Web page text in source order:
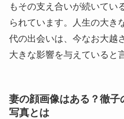
もその支え合いが続いてい
られています。人生の大き
代の出会いは、今なお大越
大きな影響を与えていると
妻の顔画像はある？徹子
写真とは